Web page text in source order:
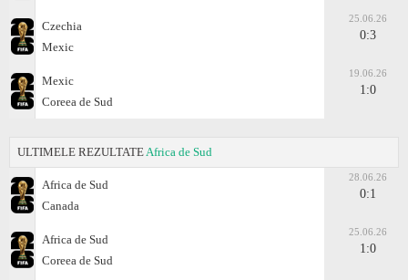
Czechia
Mexic
25.06.26
0:3
Mexic
Coreea de Sud
19.06.26
1:0
ULTIMELE REZULTATE Africa de Sud
Africa de Sud
Canada
28.06.26
0:1
Africa de Sud
Coreea de Sud
25.06.26
1:0